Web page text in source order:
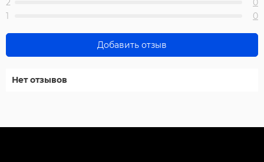
2
0
1
0
Добавить отзыв
Нет отзывов